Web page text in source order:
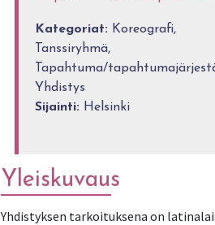
Kategoriat: Koreografi,
Tanssiryhmä,
Tapahtuma/
Yhdistys
Sijainti: Helsinki
Yleiskuvaus
Yhdistyksen tarkoituksena on